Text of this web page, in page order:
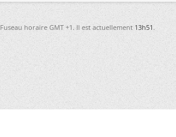
Fuseau horaire GMT +1. Il est actuellement13h51.